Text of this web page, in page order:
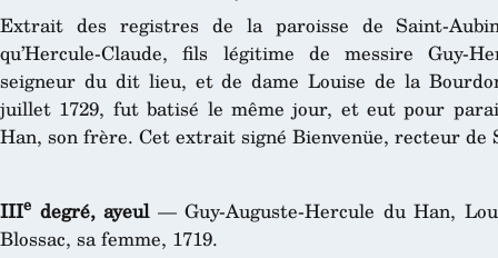
Extrait des registres de la paroisse de Saint-
qu’Hercule-Claude, fils légitime de messire Guy-
seigneur du dit lieu, et de dame Louise de la
juillet 1729, fut batisé le même jour, et eut pour
Han, son frère. Cet extrait signé Bienvenüe, recteur de
IIIe degré, ayeul— Guy-Auguste-Hercule du Han,
Blossac, sa femme, 1719.